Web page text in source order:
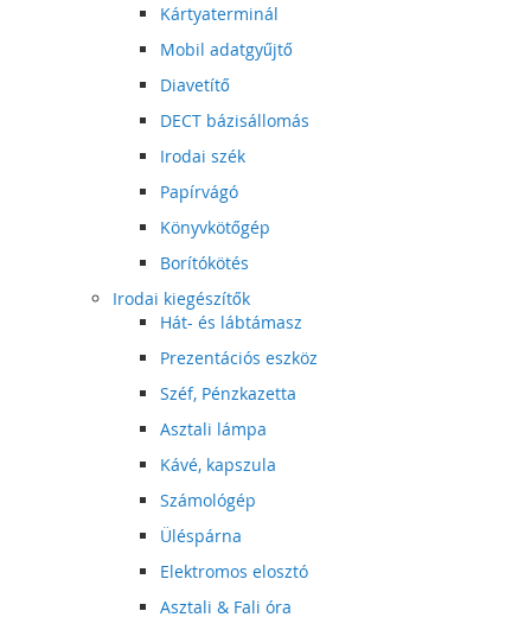
Kártyaterminál
Mobil adatgyűjtő
Diavetítő
DECT bázisállomás
Irodai szék
Papírvágó
Könyvkötőgép
Borítókötés
Irodai kiegészítők
Hát- és lábtámasz
Prezentációs eszköz
Széf, Pénzkazetta
Asztali lámpa
Kávé, kapszula
Számológép
Üléspárna
Elektromos elosztó
Asztali & Fali óra